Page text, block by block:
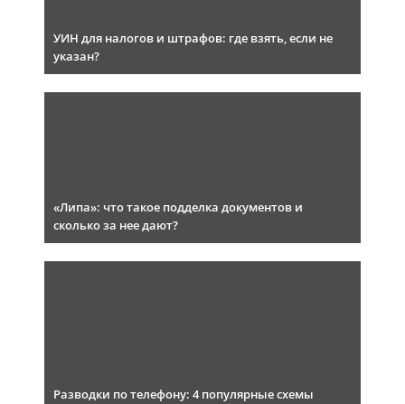
УИН для налогов и штрафов: где взять, если не
указан?
«Липа»: что такое подделка документов и
сколько за нее дают?
Разводки по телефону: 4 популярные схемы